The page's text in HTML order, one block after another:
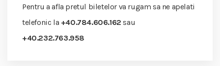
Pentru a afla pretul biletelor va rugam sa ne apelati
telefonic la +40.784.606.162 sau
+40.232.763.958